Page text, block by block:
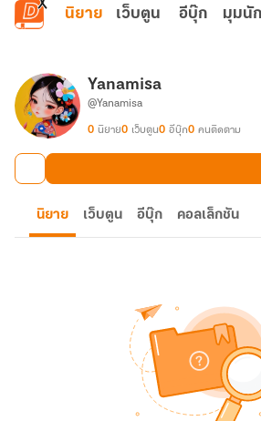
ข้ามไปยังเนื้อหาหลัก
นิยาย เว็บตูน อีบุ๊ก มุมนั
Yanamisa
@Yanamisa
0 นิยาย0 เว็บตูน0 อีบุ๊ก0 คนติดตาม
นิยาย เว็บตูน อีบุ๊ก คอลเล็กชัน